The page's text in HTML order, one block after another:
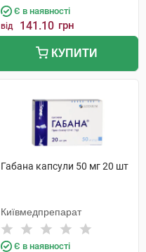
Є в наявності
від 141.10 грн
КУПИТИ
Габана капсули 50 мг 20 шт
Київмедпрепарат
Є в наявності